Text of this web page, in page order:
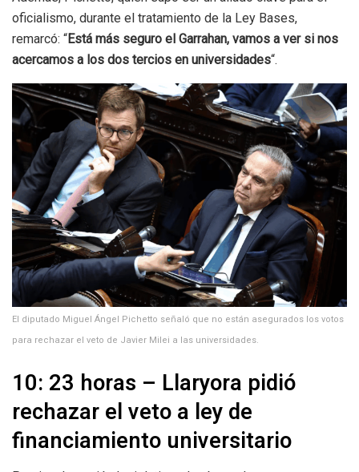
oficialismo, durante el tratamiento de la Ley Bases,
remarcó: “Está más seguro el Garrahan, vamos a ver si nos
acercamos a los dos tercios en universidades“.
El diputado Miguel Ángel Pichetto señaló que no están asegurados los votos
para rechazar el veto de Javier Milei a las universidades.
10: 23 horas – Llaryora pidió
rechazar el veto a ley de
financiamiento universitario